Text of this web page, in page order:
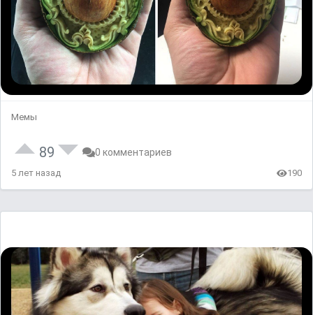
Мемы
89 0 комментариев
5 лет назад 190